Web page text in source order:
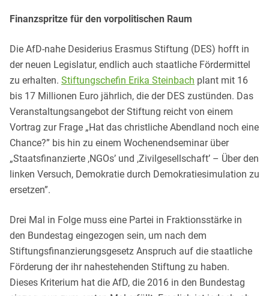
Finanzspritze für den vorpolitischen Raum
Die AfD-nahe Desiderius Erasmus Stiftung (DES) hofft in
der neuen Legislatur, endlich auch staatliche Fördermittel
zu erhalten. Stiftungschefin Erika Steinbach plant mit 16
bis 17 Millionen Euro jährlich, die der DES zustünden. Das
Veranstaltungsangebot der Stiftung reicht von einem
Vortrag zur Frage „Hat das christliche Abendland noch eine
Chance?” bis hin zu einem Wochenendseminar über
„Staatsfinanzierte ,NGOs’ und ,Zivilgesellschaft’ – Über den
linken Versuch, Demokratie durch Demokratiesimulation zu
ersetzen”.
Drei Mal in Folge muss eine Partei in Fraktionsstärke in
den Bundestag eingezogen sein, um nach dem
Stiftungsfinanzierungsgesetz Anspruch auf die staatliche
Förderung der ihr nahestehenden Stiftung zu haben.
Dieses Kriterium hat die AfD, die 2016 in den Bundestag